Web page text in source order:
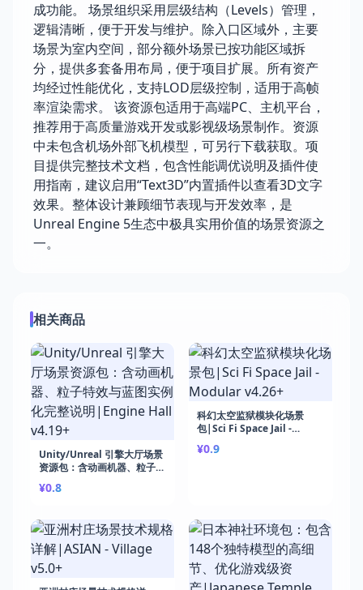
成功能。 场景组织采用层级结构（Levels）管理，
逻辑清晰，便于开发与维护。除入口区域外，主要
场景为室内空间，部分额外场景已按功能区域拆
分，提供多套备用布局，便于项目扩展。所有资产
均经过性能优化，支持LOD层级控制，适用于高帧
率渲染需求。 该资源包适用于高端PC、主机平台，
推荐用于高质量游戏开发或影视级场景制作。资源
中未包含机场外部飞机模型，可另行下载获取。项
目提供完整技术文档，包含性能调优说明及插件使
用指南，建议启用“Text3D”内置插件以查看3D文字
效果。整体设计兼顾细节表现与开发效率，是
Unreal Engine 5生态中极具实用价值的场景资源之
一。
相关商品
Unity/Unreal 引擎大厅场景
资源包：含动画机器、粒子特
明|Engine Hall v4.19+
¥0.8
科幻太空监狱模块化场景
包|Sci Fi Space Jail -
¥0.9